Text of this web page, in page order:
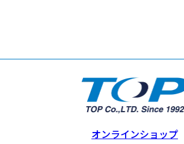
オンラインショップ